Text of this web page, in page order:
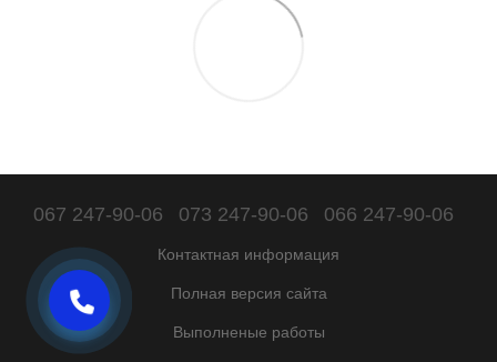
067 247-90-06 073 247-90-06 066 247-90-06
Контактная информация
Полная версия сайта
Выполненые работы